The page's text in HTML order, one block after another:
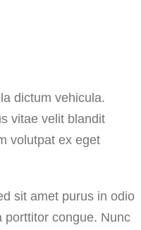
dictum vehicula.
vitae velit blandit
volutpat ex eget
sit amet purus in odio
porttitor congue. Nunc